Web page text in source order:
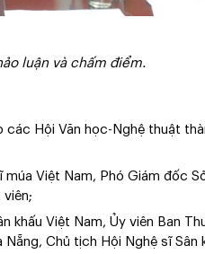
luận và chấm điểm.
các Hội Văn học-Nghệ thuật
Việt Nam, Phó Giám đốc
viên;
khấu Việt Nam, Ủy viên Ban
Chủ tịch Hội Nghệ sĩ Sân